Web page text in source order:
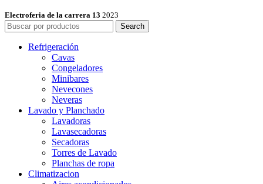
Electroferia de la carrera 13 2023
Search
Refrigeración
Cavas
Congeladores
Minibares
Nevecones
Neveras
Lavado y Planchado
Lavadoras
Lavasecadoras
Secadoras
Torres de Lavado
Planchas de ropa
Climatizacion